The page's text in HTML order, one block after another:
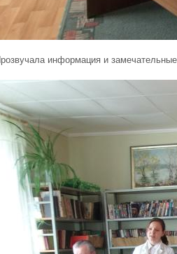
информация и